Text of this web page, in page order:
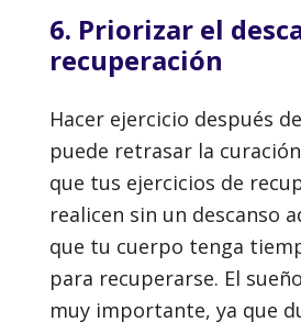
6. Priorizar el
recuperación
Hacer ejercicio después
puede retrasar la
que tus ejercicios de
realicen sin un descanso
que tu cuerpo tenga
para recuperarse. El
muy importante, ya que